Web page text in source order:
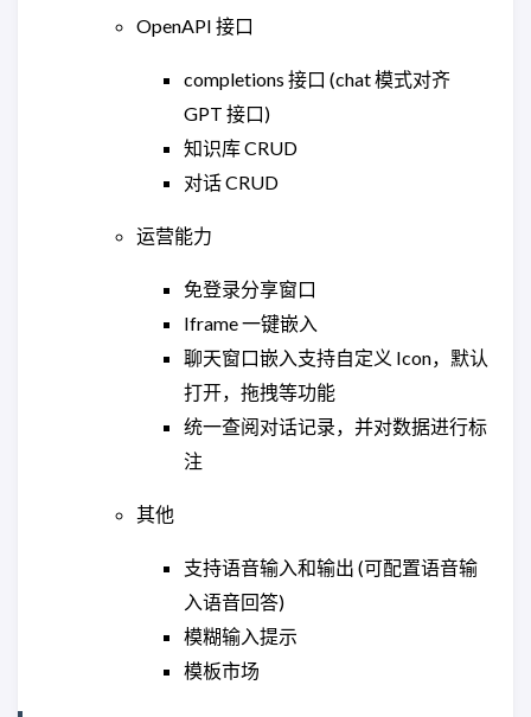
OpenAPI 接口
completions 接口 (chat 模式对齐
GPT 接口)
知识库 CRUD
对话 CRUD
运营能力
免登录分享窗口
Iframe 一键嵌入
聊天窗口嵌入支持自定义 Icon，默认
打开，拖拽等功能
统一查阅对话记录，并对数据进行标
注
其他
支持语音输入和输出 (可配置语音输
入语音回答)
模糊输入提示
模板市场